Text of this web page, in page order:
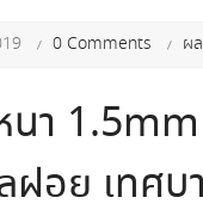
0 Comments ผ
นา
ฝอย เทศ